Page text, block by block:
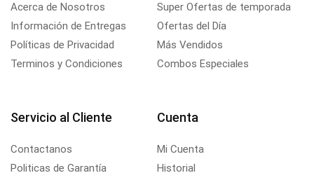
Acerca de Nosotros
Información de Entregas
Políticas de Privacidad
Terminos y Condiciones
Super Ofertas de temporada
Ofertas del Día
Más Vendidos
Combos Especiales
Servicio al Cliente
Contactanos
Politicas de Garantía
Cuenta
Mi Cuenta
Historial